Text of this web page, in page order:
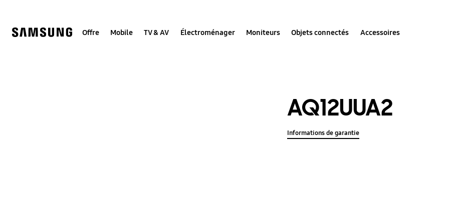
Offre Mobile TV & AV Électroménager Moniteurs Objets connectés Accessoires
AQ12UUA2
Informations de garantie